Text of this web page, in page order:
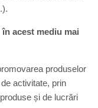
acest mediu mai
produselor
activitate, prin
și de lucrări